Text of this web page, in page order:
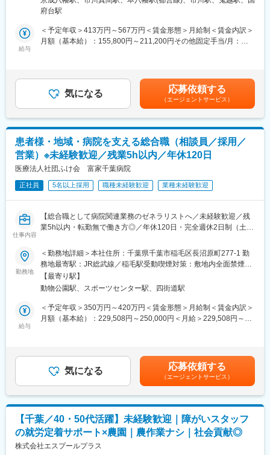
（1）学校や自治体を訪問し、運営や育成についてのMTG実施
（3）支援の振り返り
（4）お子様への直接支援
・残業月5時間程度で、会社としても労働時間を少なくして生産性
を上げる方針のため、効率よく業務をする社風です。
・社長、取締役以外の役職等は無く、全員がフラットな立場で意
見を言い合える環境です。その為、ご自分の考えや意見を発する
ことや、手を上げれば新しい業務にも挑戦が出来る環境です。ま
た、業界未経験の方も多く在籍しており、入社後はOJTとなりま
すが、周りの社員の方からもフォロー頂ける環境で安心して就業
が可能です。
・訪問時の記録、各種書類の作成：電子カルテ使用
└DX化にも積極的に取り組んでおり、カルテを展開してそのまま
訪問看護計画書に落とし込めるようにしています。
└WyL独自のWEBシステムにより、グループ全体で“訪問看護の見
える化”をして、より良いケアができるようフィードバックをし合
＊疾患や症例の傾向：小児から難病、精神科、慢性期、終末期ま
で、幅広くお受けしています。
す！
※マネジメントなどもお任せする可能性はあり、面接時に相談さ
せていただくこともあります。
■当ポジションの魅力：
・オンコール担当回数は2～4回/月、残業時間は10～15h/月
・チーム制
入社時2日間のオリエンテーションあり
約3ヶ月のOJTで段階的に独り立ち（入職後、3ヶ月を目安とした
同行訪問を実施）
専門・認定看護師による「10領域サポート」
e-learning（200本以上）
・残業が少ないためメリハリをつけてご就業可能です！
・管理部門は中途社員100％で構成されており、馴染みやすく活
気あふれる雰囲気です。
・当社には多くの専門看護師や認定看護師が所属しているため、
研修期間後もウェビナーなどで特殊な障がい・症状に対するケア
方法を学ぶことができます。
変更の範囲：会社の定める業務
喫煙対策：屋内全面禁煙変更の範囲：会社の定める事業所
府台駅
給与
＜予定年収＞413万円～567万円＜賃金形態＞月給制＜賃金内訳＞
月額（基本給）：155,800円～211,200円その他固定手当/月：
給有無＞有＜残業手当＞有＜給与補足＞・看護師手当：40,000
円・賞与 年2回 ※業績による・昇給 年1回 ※業績による※給与は経
験等考慮の上、社内規定に則って確定します。賃金はあくまでも
目安の金額であり、選考を通じて上下する可能性があります。月
給(月額)は固定手当を含めた表記です。
気になる 応募依頼する
（エージェントサービス）
患者様・地域・病院を支える総合職（相談員／採用／
営業）※未経験歓迎／残業5h以内／年休120日
医療法人社団ふけ会 富家千葉病院
正社員 5名以上採用 職種未経験歓迎 業種未経験歓迎
仕事内容
【総合職として病院関連業務のゼネラリストへ／未経験歓迎／残
業5h以内・転勤無で働き方◎／年休120日・完全週休2日制（土日
■業務概要
患者様・ご家族、地域医療機関を支える「総合職」としてご活躍
いただきます。
入社後はご本人のご希望や適性に応じて、最適なポジションに配
属となります。
■仕事内容
入退院に際して、患者様・ご家族の意向を伺いながら、医師や看
護師、ケアマネージャーと連携して療養先の調整を行います。詳
細は入退院相談対応、在宅・施設の提案、制度のご案内などが中
地域の病院・介護施設と連携し、患者様に適切な医療を届けるポ
ジションです。
勤務地
＜勤務地詳細＞本社住所：千葉県千葉市稲毛区長沼原町277-1 勤
務地最寄駅：JR総武線／稲毛駅受動喫煙対策：敷地内全面禁煙変
更の範囲：会社の定める事業所
【最寄り駅】
動物公園駅、スポーツセンター駅、四街道駅
給与
＜予定年収＞350万円～420万円＜賃金形態＞月給制＜賃金内訳＞
月額（基本給）：229,508円～250,000円＜月給＞229,508円～
実績や成果に応じて早期キャリアアップも可能です。年齢や勤続
年数に関係なく、一人ひとりの頑張りを正当に評価する風土があ
ります。賃金はあくまでも目安の金額であり、選考を通じて上下
する可能性があります。月給(月額)は固定手当を含めた表記です。
気になる 応募依頼する
（エージェントサービス）
【千葉／40・50代活躍】未経験歓迎｜障がいスタッフ
の就労定着サポート×農園｜農作業ナシ｜社会貢献◎
株式会社エスプールプラス